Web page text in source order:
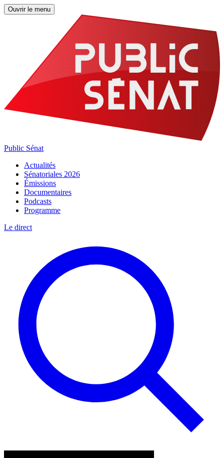
Ouvrir le menu
Public Sénat
Actualités
Sénatoriales 2026
Émissions
Documentaires
Podcasts
Programme
Le direct